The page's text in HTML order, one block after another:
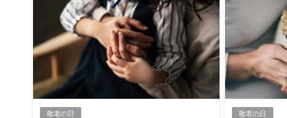
敬老の日 敬老の日